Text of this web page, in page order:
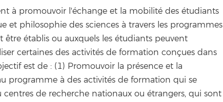
à promouvoir l'échange et la mobilité des étudiants
philosophie des sciences à travers les programmes
établis ou auxquels les étudiants peuvent
certaines des activités de formation conçues dans
est de : (1) Promouvoir la présence et la
programme à des activités de formation qui se
de recherche nationaux ou étrangers, qui sont